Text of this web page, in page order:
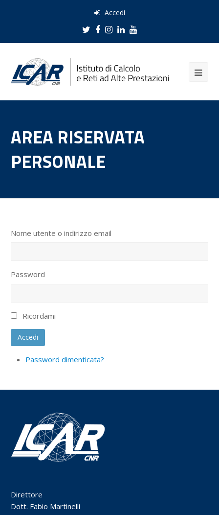
Accedi
Twitter
Facebook
Instagram
LinkedIn
Youtube
AREA RISERVATA
PERSONALE
Nome utente o indirizzo email
Password
Ricordami
Accedi
Password dimenticata?
Direttore
Dott. Fabio Martinelli